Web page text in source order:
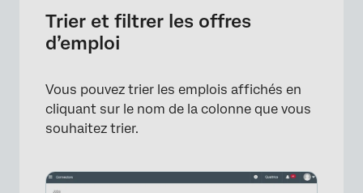
×
Trier et filtrer les offres
d’emploi
Vous pouvez trier les emplois affichés en
cliquant sur le nom de la colonne que vous
souhaitez trier.